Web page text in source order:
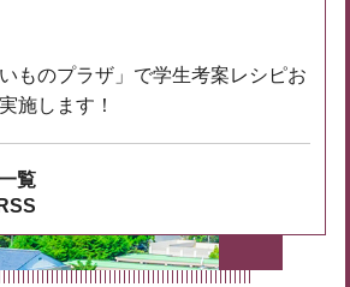
いものプラザ」で学生考案レシピお
施します！
覧